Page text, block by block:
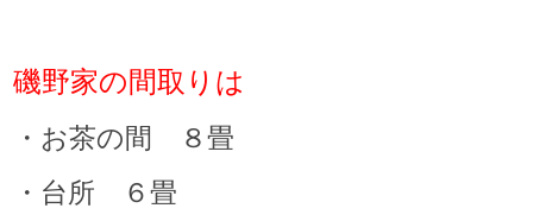
磯野家の間取りは
・お茶の間 ８畳
・台所 ６畳